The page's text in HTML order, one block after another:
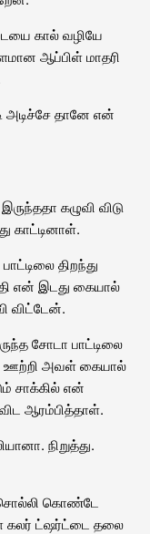
கால் வழியே
ஆப்பிள் மாதரி
அடிச்சே தானே என்
கழுவி விடு
காட்டினாள்.
திறந்து
என் இடது கையால்
விட்டேன்.
சோடா பாட்டிலை
ஊற்றி அவள் கையால்
சாக்கில் என்
விட ஆரம்பித்தாள்.
நிறுத்து.
சொல்லி கொண்டே
கலர் ட்ஷர்ட்டை தலை